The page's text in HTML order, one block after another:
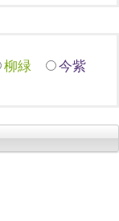
柳緑 今紫